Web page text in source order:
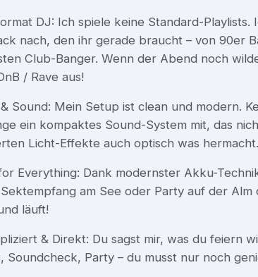
DJ: Ich spiele keine Standard-
nach, den ihr gerade braucht – von 90er
Club-Banger. Wenn der Abend noch
/ Rave aus!
Sound: Mein Setup ist clean und modern.
ein kompaktes Sound-System mit, das
Licht-Effekte auch optisch was hermacht.
Everything: Dank modernster Akku-
Sektempfang am See oder Party auf der
läuft!
& Direkt: Du sagst mir, was du feiern
Soundcheck, Party – du musst nur noch